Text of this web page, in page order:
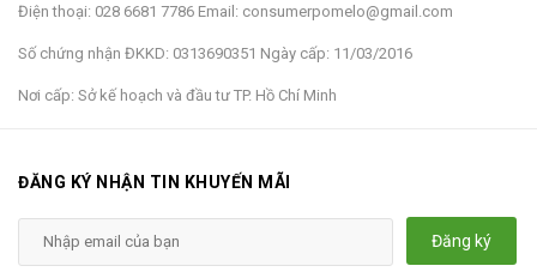
Điện thoại: 028 6681 7786 Email: consumerpomelo@gmail.com
Số chứng nhận ĐKKD: 0313690351 Ngày cấp: 11/03/2016
Nơi cấp: Sở kế hoạch và đầu tư TP. Hồ Chí Minh
ĐĂNG KÝ NHẬN TIN KHUYẾN MÃI
Đăng ký